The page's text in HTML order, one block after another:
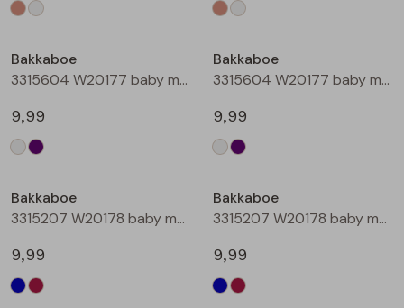
Gilet spencers
Jackjes
Blazers
Bermuda's
Leggings
Rokken
T-shirts lange mouw
Tops
Vesten
Bakkaboe
3315604 W20177 baby meisjes T-shirt lm Cream
9,99
Bakkaboe
3315604 W20177 baby meisjes T-shirt lm Lila
9,99
Bakkaboe
3315207 W20178 baby meisjes lange broek Marine
9,99
Bakkaboe
3315207 W20178 baby meisjes lange broek Wijnrood
9,99